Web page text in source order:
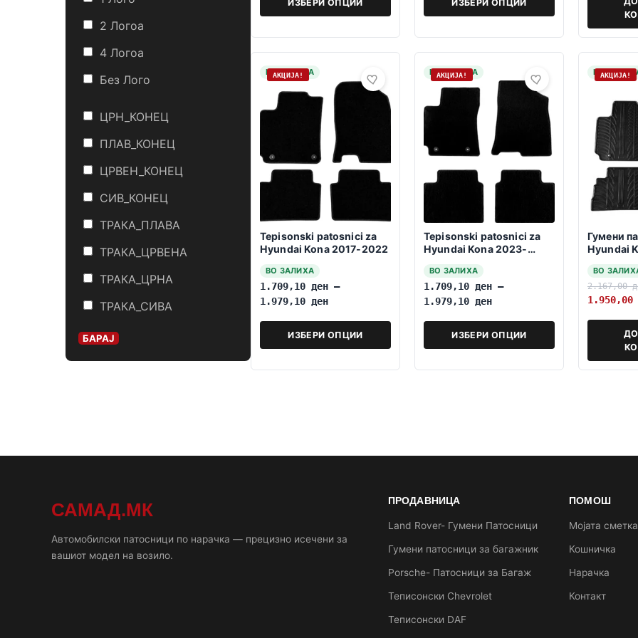
2 Логоa
4 Логоa
Без Лого
ЦРН_КОНЕЦ
ПЛАВ_КОНЕЦ
ЦРВЕН_КОНЕЦ
СИВ_КОНЕЦ
ТРАКА_ПЛАВА
ТРАКА_ЦРВЕНА
ТРАКА_ЦРНА
ТРАКА_СИВА
БАРАЈ
ИЗБЕРИ ОПЦИИ ИЗБЕРИ ОПЦИИ
НА ЗАЛИХА
АКЦИЈА!
Tepisonski patosnici za
Hyundai Kona 2017-2022
ВО ЗАЛИХА
1.709,10 ден –
1.979,10 ден
ИЗБЕРИ ОПЦИИ
НА ЗАЛИХА
АКЦИЈА!
Tepisonski patosnici za
Hyundai Kona 2023-
ВО ЗАЛИХА
1.709,10 ден –
1.979,10 ден
ИЗБЕРИ ОПЦИИ
НААКЦИЈА!
Гумени
Hyundai
ВО
2.167,00
1.950,00
САМАД.МК
Автомобилски патосници по нарачка — прецизно исечени за
вашиот модел на возило.
ПРОДАВНИЦА
Land Rover- Гумени Патосници
Гумени патосници за багажник
Porsche- Патосници за Багаж
Теписонски Chevrolet
Теписонски DAF
ПОМОШ
Мојата сметка
Кошничка
Нарачка
Контакт